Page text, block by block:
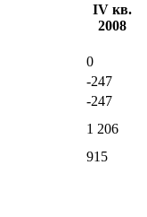
IV кв.
2008
0
-247
-247
1 206
915